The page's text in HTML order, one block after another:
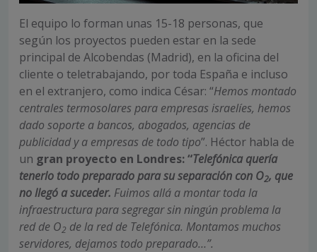
El equipo lo forman unas 15-18 personas, que
según los proyectos pueden estar en la sede
principal de Alcobendas (Madrid), en la oficina del
cliente o teletrabajando, por toda España e incluso
en el extranjero, como indica César: “Hemos montado
centrales termosolares para empresas israelíes, hemos
dado soporte a bancos, abogados, agencias de
publicidad y a empresas de todo tipo”. Héctor habla de
un gran proyecto en Londres: “Telefónica quería
tenerlo todo preparado para su separación con O2, que
no llegó a suceder. Fuimos allá a montar toda la
infraestructura para segregar sin ningún problema la
red de O2 de la red de Telefónica. Montamos muchos
servidores, dejamos todo preparado…”.